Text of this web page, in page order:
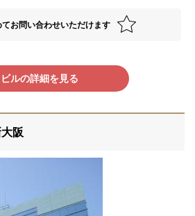
お問い合わせいただけます
ビルの詳細を見る
阪